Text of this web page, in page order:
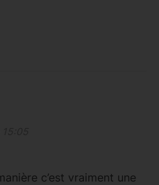
c’est vraiment une